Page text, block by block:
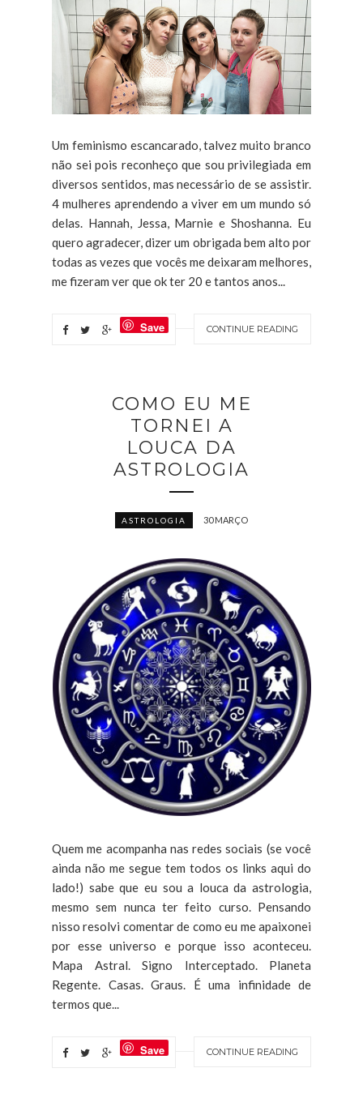
Um feminismo escancarado, talvez muito branco
não sei pois reconheço que sou privilegiada em
diversos sentidos, mas necessário de se assistir.
4 mulheres aprendendo a viver em um mundo só
delas. Hannah, Jessa, Marnie e Shoshanna. Eu
quero agradecer, dizer um obrigada bem alto por
todas as vezes que vocês me deixaram melhores,
me fizeram ver que ok ter 20 e tantos anos...
CONTINUE READING
Save
COMO EU ME
TORNEI A
LOUCA DA
ASTROLOGIA
ASTROLOGIA 30 MARÇO
Quem me acompanha nas redes sociais (se você
ainda não me segue tem todos os links aqui do
lado!) sabe que eu sou a louca da astrologia,
mesmo sem nunca ter feito curso. Pensando
nisso resolvi comentar de como eu me apaixonei
por esse universo e porque isso aconteceu.
Mapa Astral. Signo Interceptado. Planeta
Regente. Casas. Graus. É uma infinidade de
termos que...
CONTINUE READING
Save